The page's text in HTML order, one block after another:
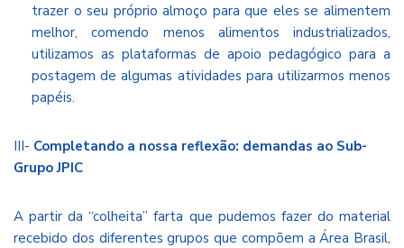
trazer o seu próprio almoço para que eles se alimentem
melhor, comendo menos alimentos industrializados,
utilizamos as plataformas de apoio pedagógico para a
postagem de algumas atividades para utilizarmos menos
papéis.
III- Completando a nossa reflexão: demandas ao Sub-
Grupo JPIC
A partir da “colheita” farta que pudemos fazer do material
recebido dos diferentes grupos que compõem a Área Brasil,